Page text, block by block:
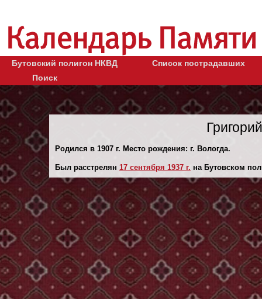
Бутовский полигон НКВД
Список пострадавших
Поиск
Родился в 1907 г. Место рождения: г. Вологда.
Был расстрелян 17 сентября 1937 г. на Бутовском